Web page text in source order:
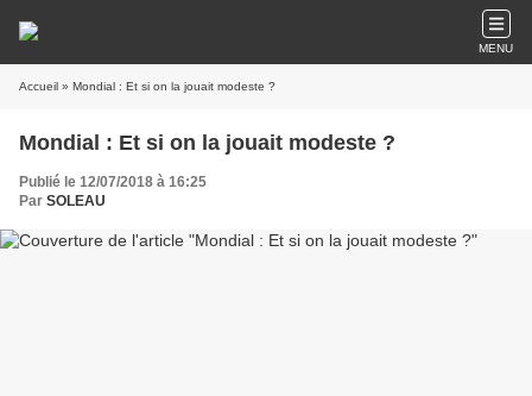
MENU
Accueil » Mondial : Et si on la jouait modeste ?
Mondial : Et si on la jouait modeste ?
Publié le 12/07/2018 à 16:25
Par SOLEAU